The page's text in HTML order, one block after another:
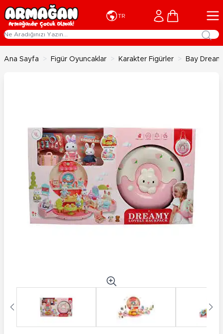
İçeriğe geç
TR Cart
Ana Sayfa > Figür Oyuncaklar > Karakter Figürler > Bay